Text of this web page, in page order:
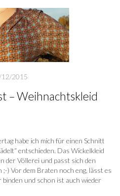
2015
– Weihnachtskleid
habe ich mich für einen Schnitt
entschieden. Das Wickelkleid
der Völlerei und passt sich den
) Vor dem Braten noch eng, lässt es
und schon ist auch wieder